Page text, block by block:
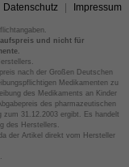
Datenschutz Impressum
und nicht für
nach der Großen Deutschen
Medikamenten zu
des Medikaments an Kinder
des pharmazeutischen
zum 31.12.2003 ergibt. Es handelt
des Herstellers.
der Artikel direkt vom Hersteller